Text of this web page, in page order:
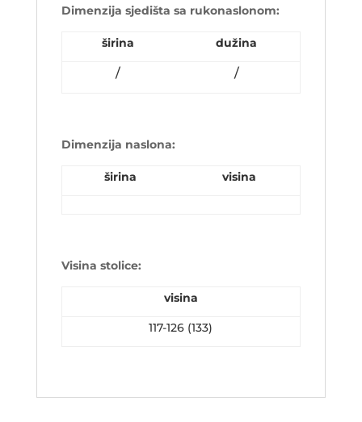
Dimenzija sjedišta sa rukonaslonom:
širina dužina
/ /
Dimenzija naslona:
širina visina
Visina stolice:
visina
117-126 (133)